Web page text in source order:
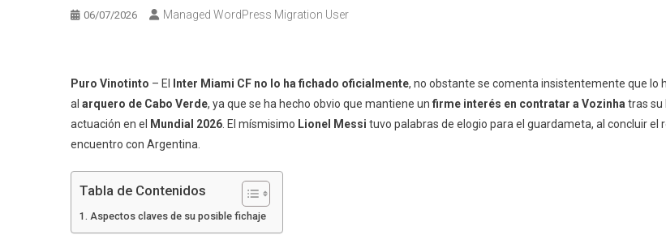
06/07/2026 Managed WordPress Migration User
Puro Vinotinto – El Inter Miami CF no lo ha fichado oficialmente, no obstante se comenta insistentemente que lo
al arquero de Cabo Verde, ya que se ha hecho obvio que mantiene un firme interés en contratar a Vozinha tras su
actuación en el
Mundial 2026 . El mísmisimo Lionel Messi tuvo palabras de elogio para el guardameta, al concluir el
encuentro con Argentina.
Tabla de Contenidos
Aspectos claves de su posible fichaje